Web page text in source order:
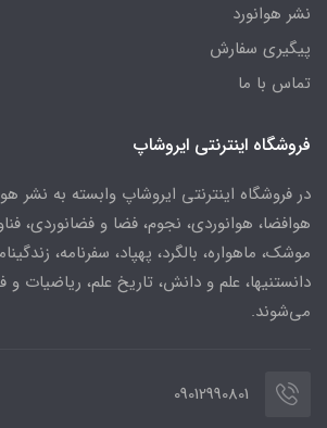
نشر هوانورد
پیگیری سفارش
تماس با ما
فروشگاه اینترنتی ایروشاپ
در فروشگاه اینترنتی ایروشاپ وابسته به نشر
هوافضا، هوانوردی، نجوم، فضا و فضانوردی،
موشک، ماهواره، بالگرد، پهپاد، سفرنامه،
دانستنیها، علم و دانش، تاریخ علم، ریاضیات
می‌شوند.
09012990801